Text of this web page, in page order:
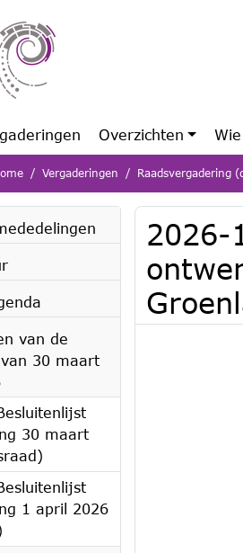
Overzichten
Vergaderingen Raadsvergadering
van de
30 maart
30 maart
1 april 2026
2026-